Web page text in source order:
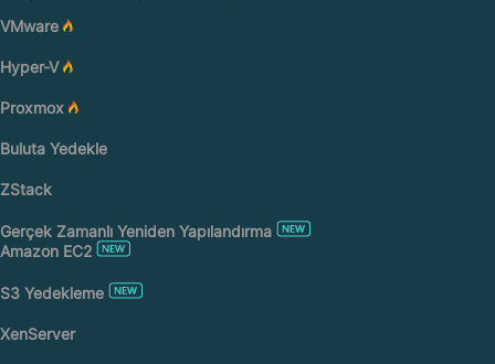
VMware
Hyper-V
Proxmox
Buluta Yedekle
ZStack
Gerçek Zamanlı Yeniden Yapılandırma
Amazon EC2
S3 Yedekleme
XenServer